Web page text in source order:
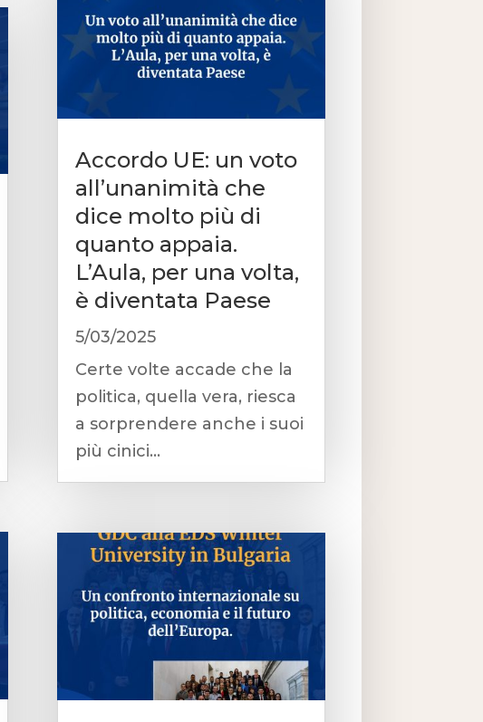
Accordo UE: un voto
all’unanimità che
dice molto più di
quanto appaia.
L’Aula, per una volta,
è diventata Paese
5/03/2025
Certe volte accade che la
politica, quella vera, riesca
a sorprendere anche i suoi
più cinici...